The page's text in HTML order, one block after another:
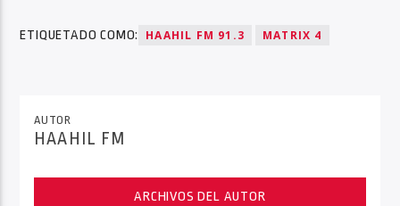
ETIQUETADO COMO: HAAHIL FM 91.3 MATRIX 4
AUTOR
HAAHIL FM
ARCHIVOS DEL AUTOR